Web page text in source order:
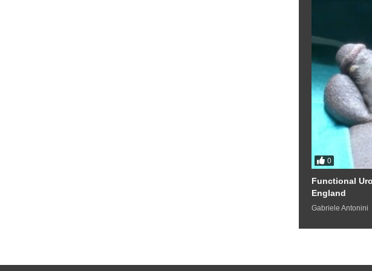
0
Functional
England
Gabriele Antonini